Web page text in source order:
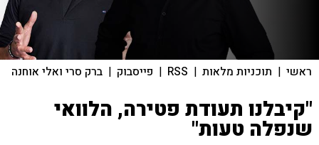
ראשי | תוכניות מלאות |
RSS
| פייסבוק | ברק סרי ואלי אוחנה
"קיבלנו תעודת פטירה, הלוואי
שנפלה טעות"